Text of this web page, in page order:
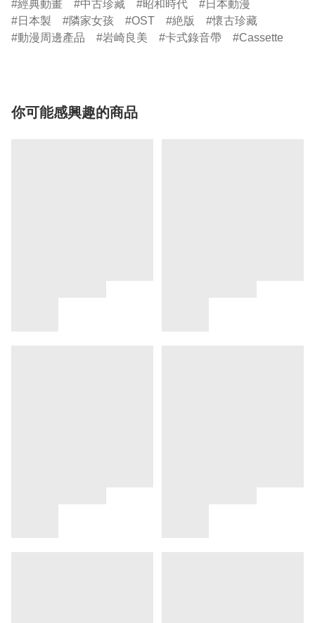
經典動畫
中古珍藏 昭和時代
日本動漫
日本製
隣家女孩 OST 絶版
懷古珍藏
動漫周邊產品
岩崎良美 卡式錄音帶 Cassette
你可能感興趣的商品